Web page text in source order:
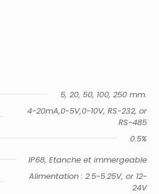
5, 20, 50, 100, 250 mm.
4-20mA,0-5V,0-10V, RS-232, or
RS-485
0.5%
IP68, Etanche et immergeable
Alimentation : 2.5-5.25V, or 12-
24V